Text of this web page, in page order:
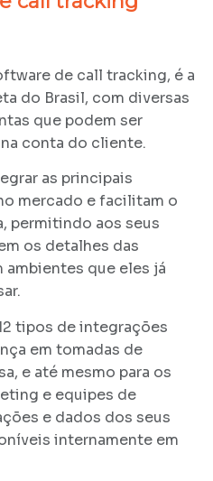
de call tracking, é a
do Brasil, com diversas
que podem ser
conta do cliente.
as principais
mercado e facilitam o
permitindo aos seus
os detalhes das
que eles já
tipos de integrações
em tomadas de
e até mesmo para os
e equipes de
e dados dos seus
internamente em